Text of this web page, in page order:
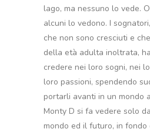
lago, ma nessuno lo vede.
alcuni lo vedono. I
che non sono cresciuti e
della età adulta inoltrata,
credere nei loro sogni, nei
loro passioni, spendendo
portarli avanti in un mondo
Monty D si fa vedere solo
mondo ed il futuro, in fondo